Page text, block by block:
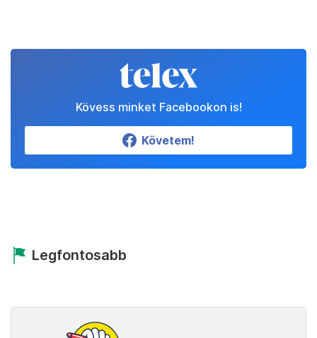
Kövess minket Facebookon is!
Követem!
Legfontosabb